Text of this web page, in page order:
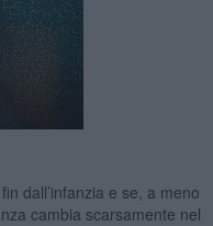
dall’infanzia e se, a meno
cambia scarsamente nel